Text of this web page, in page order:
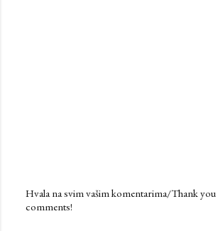
P
Hvala na svim vašim komentarima/Thank
comments!